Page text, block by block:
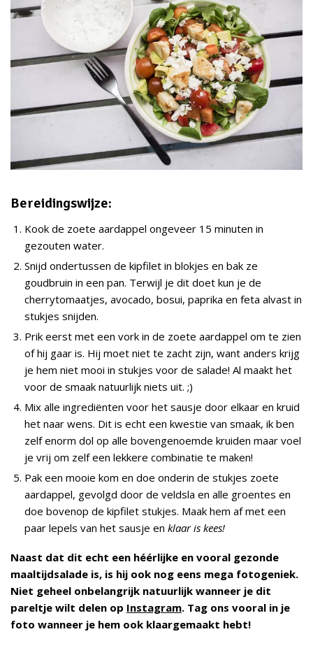
Bereidingswijze:
Kook de zoete aardappel ongeveer 15 minuten in
gezouten water.
Snijd ondertussen de kipfilet in blokjes en bak ze
goudbruin in een pan. Terwijl je dit doet kun je de
cherrytomaatjes, avocado, bosui, paprika en feta alvast in
stukjes snijden.
Prik eerst met een vork in de zoete aardappel om te zien
of hij gaar is. Hij moet niet te zacht zijn, want anders krijg
je hem niet mooi in stukjes voor de salade! Al maakt het
voor de smaak natuurlijk niets uit. ;)
Mix alle ingrediënten voor het sausje door elkaar en kruid
het naar wens. Dit is echt een kwestie van smaak, ik ben
zelf enorm dol op alle bovengenoemde kruiden maar voel
je vrij om zelf een lekkere combinatie te maken!
Pak een mooie kom en doe onderin de stukjes zoete
aardappel, gevolgd door de veldsla en alle groentes en
doe bovenop de kipfilet stukjes. Maak hem af met een
paar lepels van het sausje en klaar is kees!
Naast dat dit echt een héérlijke en vooral gezonde
maaltijdsalade is, is hij ook nog eens mega fotogeniek.
Niet geheel onbelangrijk natuurlijk wanneer je dit
pareltje wilt delen op Instagram. Tag ons vooral in je
foto wanneer je hem ook klaargemaakt hebt!